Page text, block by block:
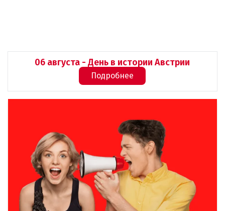
06 августа - День в истории Австрии
Подробнее